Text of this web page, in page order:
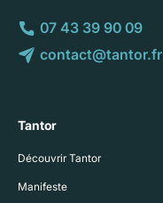
07 43 39 90 09
contact@tantor.fr
Tantor
Découvrir Tantor
Manifeste